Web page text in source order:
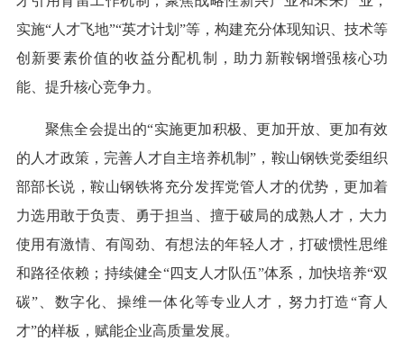
实施“人才飞地”“英才计划”等，构建充分体现知识、技术等
创新要素价值的收益分配机制，助力新鞍钢增强核心功
能、提升核心竞争力。
聚焦全会提出的“实施更加积极、更加开放、更加有效
的人才政策，完善人才自主培养机制”，鞍山钢铁党委组织
部部长说，鞍山钢铁将充分发挥党管人才的优势，更加着
力选用敢于负责、勇于担当、擅于破局的成熟人才，大力
使用有激情、有闯劲、有想法的年轻人才，打破惯性思维
和路径依赖；持续健全“四支人才队伍”体系，加快培养“双
碳”、数字化、操维一体化等专业人才，努力打造“育人
才”的样板，赋能企业高质量发展。